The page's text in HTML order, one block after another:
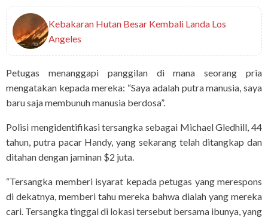
Kebakaran Hutan Besar Kembali Landa Los
Angeles
Petugas menanggapi panggilan di mana seorang pria
mengatakan kepada mereka: “Saya adalah putra manusia, saya
baru saja membunuh manusia berdosa”.
Polisi mengidentifikasi tersangka sebagai Michael Gledhill, 44
tahun, putra pacar Handy, yang sekarang telah ditangkap dan
ditahan dengan jaminan $2 juta.
“Tersangka memberi isyarat kepada petugas yang merespons
di dekatnya, memberi tahu mereka bahwa dialah yang mereka
cari. Tersangka tinggal di lokasi tersebut bersama ibunya, yang